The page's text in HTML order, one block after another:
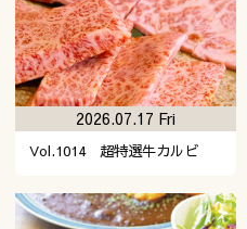
Vol.1014 超特選牛カルビ
2026.07.17 Fri